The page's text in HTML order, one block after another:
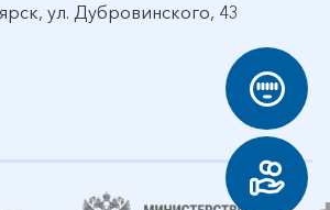
ул. Дубровинского, 43